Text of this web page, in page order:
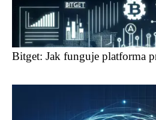
Bitget: Jak funguje platforma